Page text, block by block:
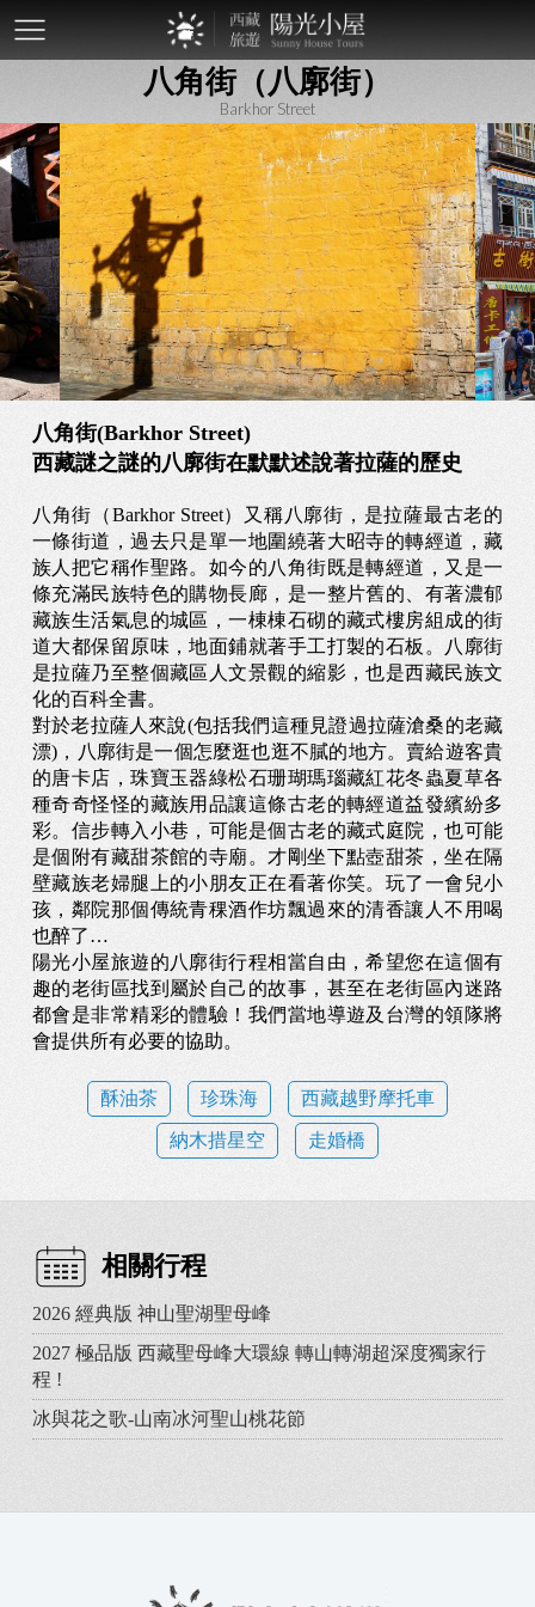
八角街（八廓街）
Barkhor Street
八角街(Barkhor Street)
西藏謎之謎的八廓街在默默述說著拉薩的歷史
八角街（Barkhor Street）又稱八廓街，是拉薩最古老的
一條街道，過去只是單一地圍繞著大昭寺的轉經道，藏
族人把它稱作聖路。如今的八角街既是轉經道，又是一
條充滿民族特色的購物長廊，是一整片舊的、有著濃郁
藏族生活氣息的城區，一棟棟石砌的藏式樓房組成的街
道大都保留原味，地面鋪就著手工打製的石板。八廓街
是拉薩乃至整個藏區人文景觀的縮影，也是西藏民族文
化的百科全書。
對於老拉薩人來說(包括我們這種見證過拉薩滄桑的老藏
漂)，八廓街是一個怎麼逛也逛不膩的地方。賣給遊客貴
的唐卡店，珠寶玉器綠松石珊瑚瑪瑙藏紅花冬蟲夏草各
種奇奇怪怪的藏族用品讓這條古老的轉經道益發繽紛多
彩。信步轉入小巷，可能是個古老的藏式庭院，也可能
是個附有藏甜茶館的寺廟。才剛坐下點壺甜茶，坐在隔
壁藏族老婦腿上的小朋友正在看著你笑。玩了一會兒小
孩，鄰院那個傳統青稞酒作坊飄過來的清香讓人不用喝
也醉了…
陽光小屋旅遊的八廓街行程相當自由，希望您在這個有
趣的老街區找到屬於自己的故事，甚至在老街區內迷路
都會是非常精彩的體驗！我們當地導遊及台灣的領隊將
會提供所有必要的協助。
酥油茶 珍珠海 西藏越野摩托車
納木措星空 走婚橋
相關行程
2026 經典版 神山聖湖聖母峰
2027 極品版 西藏聖母峰大環線 轉山轉湖超深度獨家行
程 !
冰與花之歌-山南冰河聖山桃花節